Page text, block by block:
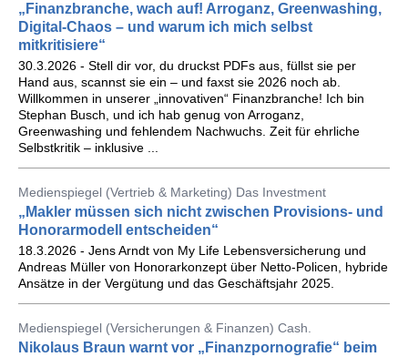
„Finanzbranche, wach auf! Arroganz, Greenwashing,
Digital-Chaos – und warum ich mich selbst
mitkritisiere“
30.3.2026 - Stell dir vor, du druckst PDFs aus, füllst sie per
Hand aus, scannst sie ein – und faxst sie 2026 noch ab.
Willkommen in unserer „innovativen“ Finanzbranche! Ich bin
Stephan Busch, und ich hab genug von Arroganz,
Greenwashing und fehlendem Nachwuchs. Zeit für ehrliche
Selbstkritik – inklusive ...
Medienspiegel (Vertrieb & Marketing) Das Investment
„Makler müssen sich nicht zwischen Provisions- und
Honorarmodell entscheiden“
18.3.2026 - Jens Arndt von My Life Lebensversicherung und
Andreas Müller von Honorarkonzept über Netto-Policen, hybride
Ansätze in der Vergütung und das Geschäftsjahr 2025.
Medienspiegel (Versicherungen & Finanzen) Cash.
Nikolaus Braun warnt vor „Finanzpornografie“ beim